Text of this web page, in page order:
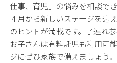
仕事、育児」の悩みを相談で
４月から新しいステージを迎
のヒントが満載です。子連れ
お子さんは有料託児も利用可
ジにぜひ家族で備えましょう。